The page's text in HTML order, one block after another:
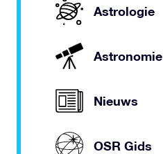
Astrologie
Astronomie
Nieuws
OSR Gids